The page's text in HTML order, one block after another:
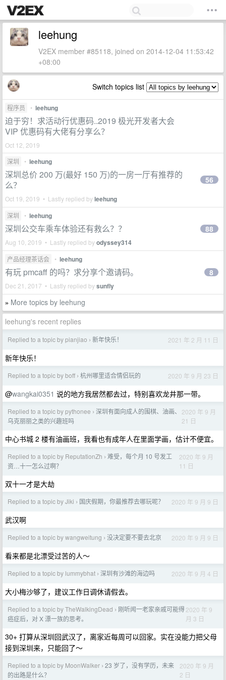
leehung
V2EX member #85118, joined on 2014-12-04 11:53:42
+08:00
Switch topics list
程序员 • leehung
迫于穷！求活动行优惠码..2019 极光开发者大会
VIP 优惠码有大佬有分享么？
Oct 12, 2019
深圳
• leehung
深圳总价 200 万(最好 150 万)的一房一厅有推荐的
么？
Oct 19, 2019 • Lastly replied byleehung
56
深圳 • leehung
深圳公交车乘车体验还有救么？？
Aug 10, 2019 • Lastly replied byodyssey314
88
产品经理茶话会 • leehung
有玩 pmcaff 的吗？求分享个邀请码。
Dec 21, 2017 • Lastly replied bysunfly
8
» More topics by leehung
leehung's recent replies
Replied to a topic by pianjiao › 新年快乐！ 2021 年 2 月 11 日
新年快乐！
Replied to a topic by boff › 杭州哪里适合情侣玩的 2020 年 9 月 23 日
@wangkai0351 说的地方我居然都去过，特别喜欢龙井那一带。
Replied to a topic by pythonee › 深圳有面向成人的围棋、油画、
乌克丽丽之类的兴趣班吗
2020 年 9 月
21 日
中心书城 2 楼有油画班，我看也有成年人在里面学画，估计不便宜。
Replied to a topic by ReputationZh › 难受，每个月 10 号发工
资…十一怎么过啊？
2020 年 9 月
11 日
双十一才是大劫
Replied to a topic by Jiki › 国庆假期，你最推荐去哪玩呢？ 2020 年 9 月 9 日
武汉啊
Replied to a topic by wangweitung › 没决定要不要去北京 2020 年 9 月 9 日
看来都是北漂受过苦的人～
Replied to a topic by lummybhat › 深圳有沙滩的海边吗 2020 年 9 月 4 日
大小梅沙够了，建议工作日调休请假去。
Replied to a topic by TheWalkingDead › 刚听闻一老家亲戚可能得
癌症后，对 X 漂一族的思考。
2020 年 9
月 3 日
30+ 打算从深圳回武汉了，离家近每周可以回家。实在没能力把父母
接到深圳来，只能回了～
Replied to a topic by MoonWalker › 23 岁了，没有学历，未来
的出路是什么？
2020 年 9 月
2 日